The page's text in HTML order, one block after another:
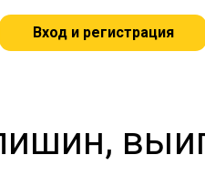
Вход и регистрация